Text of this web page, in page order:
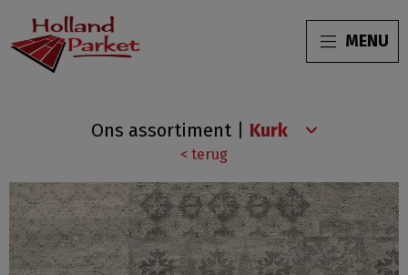
MENU
Sand
Ons assortiment
< terug